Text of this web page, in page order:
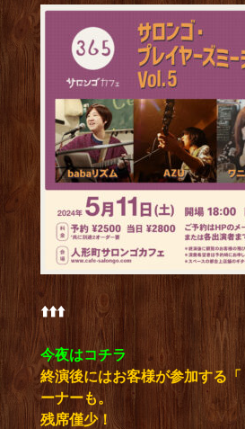
⬆️⬆️⬆️
今夜はコチラ
終演後にはお客様が参加する
ーナーも。
残席僅少！